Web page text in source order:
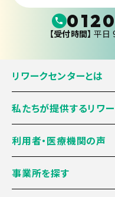
【受付時間】 平日
リワークセンターとは
私たちが提供するリワ
利用者・医療機関の声
事業所を探す